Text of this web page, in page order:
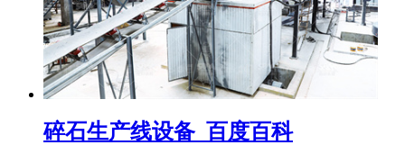
碎石生产线设备_百度百科